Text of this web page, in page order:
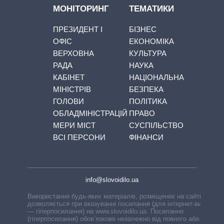
МОНІТОРИНГ
ПРЕЗИДЕНТ І
ОФІС
ВЕРХОВНА
РАДА
КАБІНЕТ
МІНІСТРІВ
ГОЛОВИ
ОБЛАДМІНІСТРАЦІЙ
МЕРИ МІСТ
ВСІ ПЕРСОНИ
ТЕМАТИКИ
БІЗНЕС
ЕКОНОМІКА
КУЛЬТУРА
НАУКА
НАЦІОНАЛЬНА
БЕЗПЕКА
ПОЛІТИКА
ПРАВО
СУСПІЛЬСТВО
ФІНАНСИ
info@slovoidilo.ua
Використання будь-яких матеріалів, розміщених на сайті,
дозволяється при вказуванні посилання (для інтернет-видань
— гіперпосилання) на www.slovoidilo.ua. Посилання
(гіперпосилання) обов’язкове незалежно від повного або